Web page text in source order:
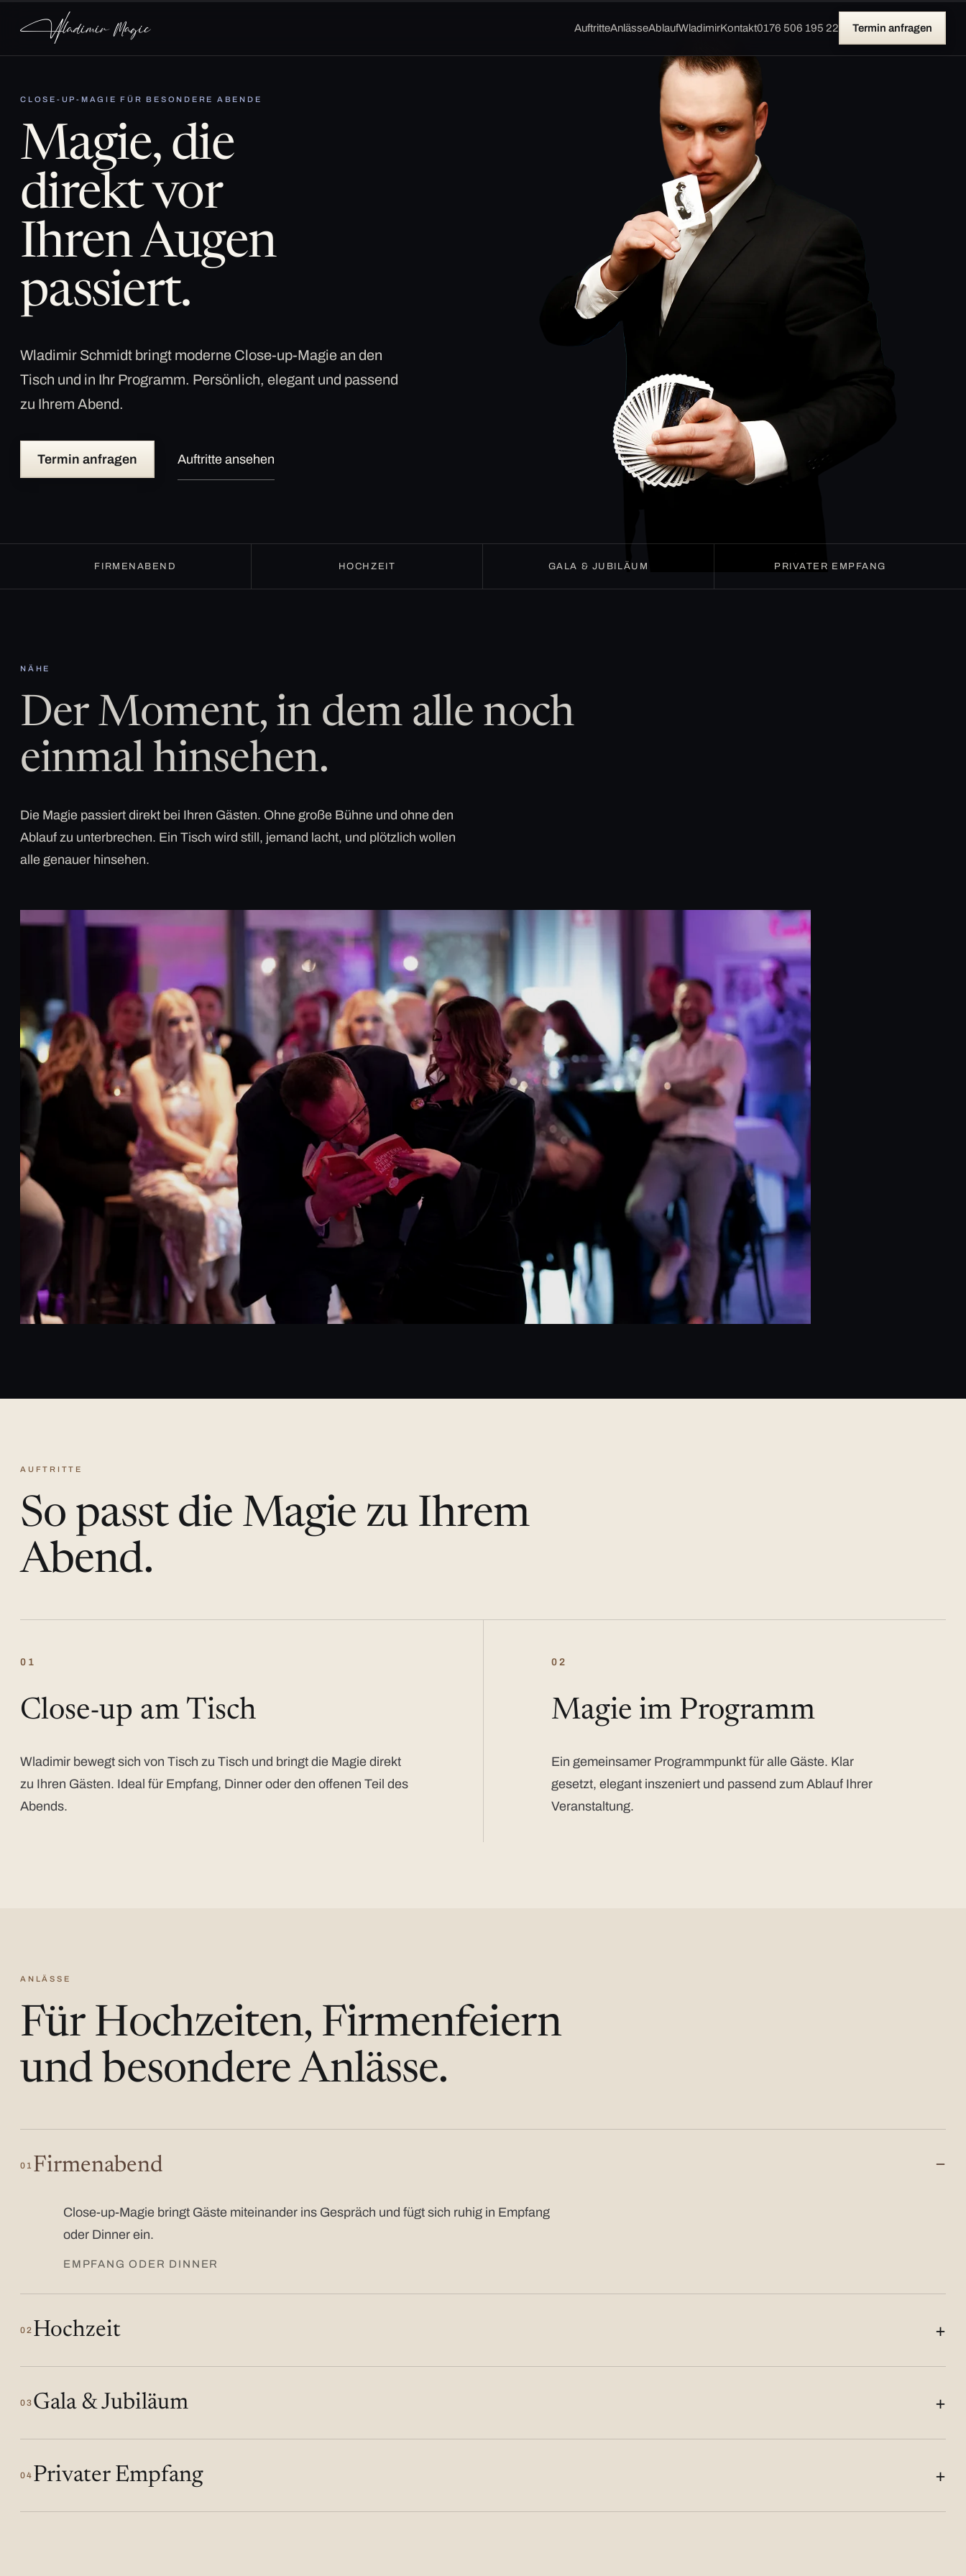
AuftritteAnlässeAblaufWladimirKontakt0176 506 195 22 Termin anfragen
CLOSE-UP-MAGIE FÜR BESONDERE ABENDE
Magie, die
direkt vor
Ihren Augen
passiert.
Wladimir Schmidt bringt moderne Close-up-Magie an den
Tisch und in Ihr Programm. Persönlich, elegant und passend
zu Ihrem Abend.
Termin anfragen Auftritte ansehen
FIRMENABEND HOCHZEIT GALA & JUBILÄUM PRIVATER EMPFANG
NÄHE
Der Moment, in dem alle noch
einmal hinsehen.
Die Magie passiert direkt bei Ihren Gästen. Ohne große Bühne und ohne den
Ablauf zu unterbrechen. Ein Tisch wird still, jemand lacht, und plötzlich wollen
alle genauer hinsehen.
AUFTRITTE
So passt die Magie zu Ihrem
Abend.
01
Close-up am Tisch
Wladimir bewegt sich von Tisch zu Tisch und bringt die Magie direkt
zu Ihren Gästen. Ideal für Empfang, Dinner oder den offenen Teil des
Abends.
02
Magie im Programm
Ein gemeinsamer Programmpunkt für alle Gäste. Klar
gesetzt, elegant inszeniert und passend zum Ablauf Ihrer
Veranstaltung.
ANLÄSSE
Für Hochzeiten, Firmenfeiern
und besondere Anlässe.
01 Firmenabend
Close-up-Magie bringt Gäste miteinander ins Gespräch und fügt sich ruhig in Empfang
oder Dinner ein.
EMPFANG ODER DINNER
02 Hochzeit
03 Gala & Jubiläum
04 Privater Empfang